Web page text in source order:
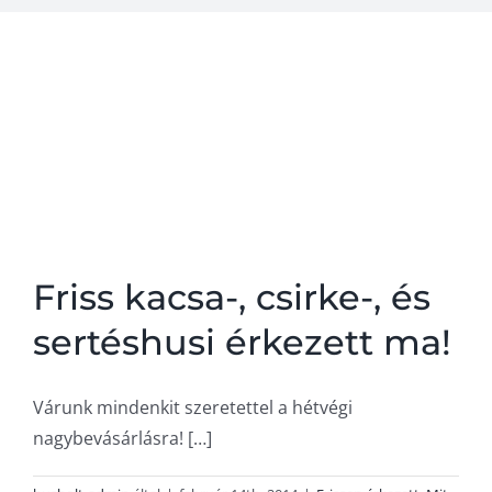
Friss kacsa-, csirke-, és
sertéshusi érkezett ma!
Várunk mindenkit szeretettel a hétvégi
nagybevásárlásra! […]